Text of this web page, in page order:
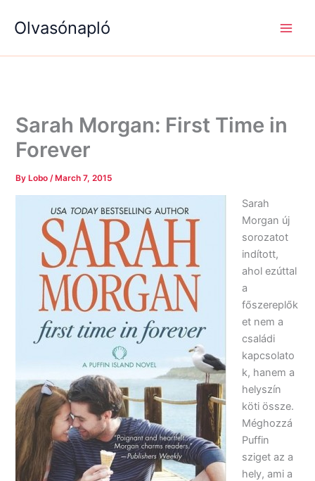
Olvasónapló
Sarah Morgan: First Time in
Forever
By Lobo/ March 7, 2015
Sarah
Morgan új
sorozatot
indított,
ahol ezúttal
a
főszereplők
et nem a
családi
kapcsolato
k, hanem a
helyszín
köti össze.
Méghozzá
Puffin
sziget az a
hely, ami a
e
a
é
g
k
é
g
k